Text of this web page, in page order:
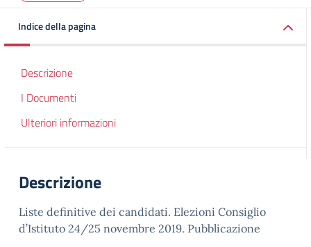
Indice della pagina
Descrizione
I Documenti
Ulteriori informazioni
Descrizione
Liste definitive dei candidati. Elezioni Consiglio
d’Istituto 24/25 novembre 2019. Pubblicazione